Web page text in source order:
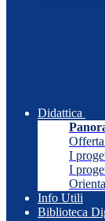
Didattica
I
I
Info Utili
Biblioteca